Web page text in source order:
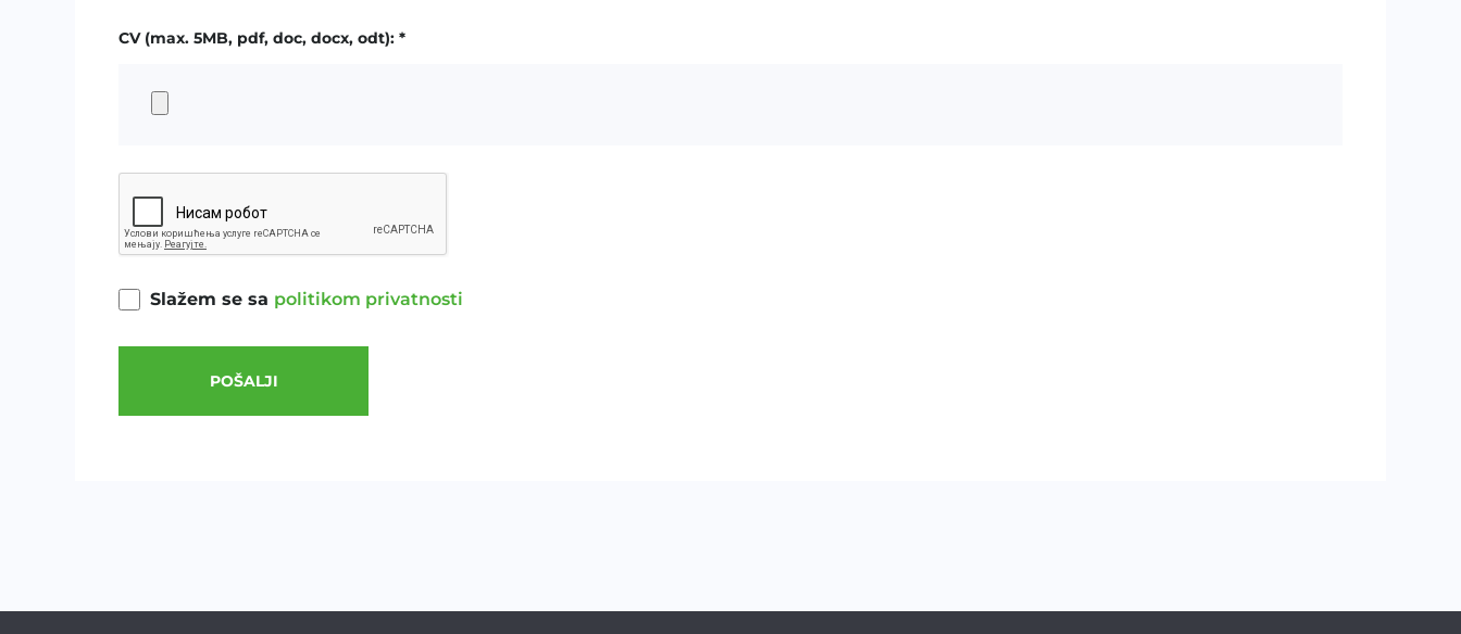
CV (max. 5MB, pdf, doc, docx, odt): *
Slažem se sa politikom privatnosti
POŠALJI